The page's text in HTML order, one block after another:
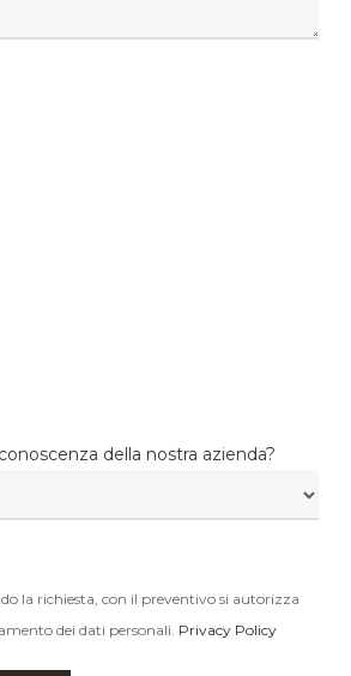
della nostra azienda?
la richiesta, con il preventivo si autorizza
dei dati personali. Privacy Policy